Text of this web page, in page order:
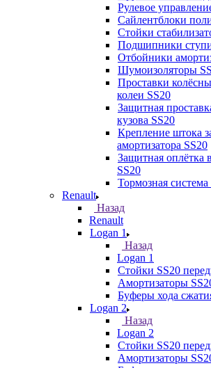
Рулевое
Сайлентблоки
Стойки
Подшипники
Отбойники
Шумоизоляторы
Проставки
колеи SS20
Защитная
кузова SS20
Крепление штока
амортизатора SS20
Защитная оплётка
SS20
Тормозная система
Renault
Назад
Renault
Logan 1
Назад
Logan 1
Стойки SS20
Амортизаторы
Буферы хода
Logan 2
Назад
Logan 2
Стойки SS20
Амортизаторы